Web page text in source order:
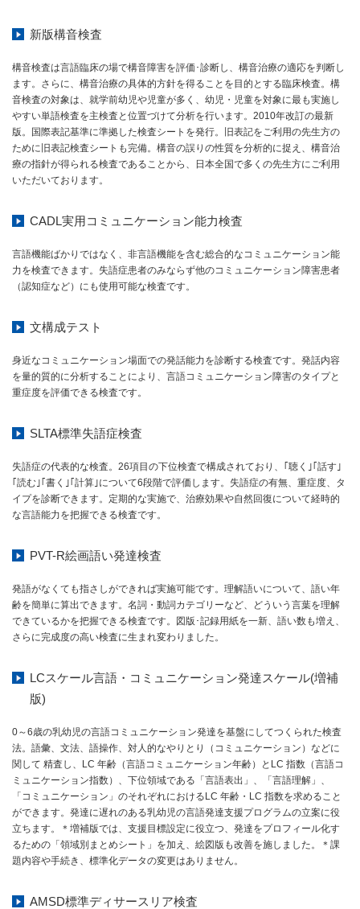
新版構音検査
構音検査は言語臨床の場で構音障害を評価･診断し、構音治療の適応を判断し
ます。さらに、構音治療の具体的方針を得ることを目的とする臨床検査。構
音検査の対象は、就学前幼児や児童が多く、幼児・児童を対象に最も実施し
やすい単語検査を主検査と位置づけて分析を行います。2010年改訂の最新
版。国際表記基準に準拠した検査シートを発行。旧表記をご利用の先生方の
ために旧表記検査シートも完備。構音の誤りの性質を分析的に捉え、構音治
療の指針が得られる検査であることから、日本全国で多くの先生方にご利用
いただいております。
CADL実用コミュニケーション能力検査
言語機能ばかりではなく、非言語機能を含む総合的なコミュニケーション能
力を検査できます。失語症患者のみならず他のコミュニケーション障害患者
（認知症など）にも使用可能な検査です。
文構成テスト
身近なコミュニケーション場面での発話能力を診断する検査です。発話内容
を量的質的に分析することにより、言語コミュニケーション障害のタイプと
重症度を評価できる検査です。
SLTA標準失語症検査
失語症の代表的な検査。26項目の下位検査で構成されており、｢聴く｣｢話す｣
｢読む｣｢書く｣｢計算｣について6段階で評価します。失語症の有無、重症度、タ
イプを診断できます。定期的な実施で、治療効果や自然回復について経時的
な言語能力を把握できる検査です。
PVT-R絵画語い発達検査
発語がなくても指さしができれば実施可能です。理解語いについて、語い年
齢を簡単に算出できます。名詞・動詞カテゴリーなど、どういう言葉を理解
できているかを把握できる検査です。図版･記録用紙を一新、語い数も増え、
さらに完成度の高い検査に生まれ変わりました。
LCスケール言語・コミュニケーション発達スケール(増補
版)
0～6歳の乳幼児の言語コミュニケーション発達を基盤にしてつくられた検査
法。語彙、文法、語操作、対人的なやりとり（コミュニケーション）などに
関して 精査し、LC 年齢（言語コミュニケーション年齢）とLC 指数（言語コ
ミュニケーション指数）、下位領域である「言語表出」、「言語理解」、
「コミュニケーション」のそれぞれにおけるLC 年齢・LC 指数を求めること
ができます。発達に遅れのある乳幼児の言語発達支援プログラムの立案に役
立ちます。＊増補版では、支援目標設定に役立つ、発達をプロフィール化す
るための「領域別まとめシート」を加え、絵図版も改善を施しました。＊課
題内容や手続き、標準化データの変更はありません。
AMSD標準ディサースリア検査